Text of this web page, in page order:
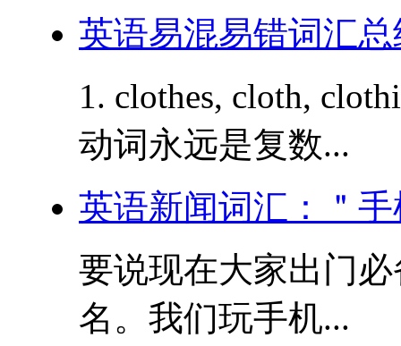
英语易混易错词汇总
1. clothes, cloth,
动词永远是复数...
英语新闻词汇：＂
要说现在大家出门
名。我们玩手机...